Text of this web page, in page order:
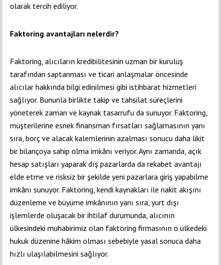
olarak tercih ediliyor.
Faktoring avantajları nelerdir?
Faktoring, alıcıların kredibilitesinin uzman bir kuruluş
tarafından saptanması ve ticari anlaşmalar öncesinde
alıcılar hakkında bilgi edinilmesi gibi istihbarat hizmetleri
sağlıyor. Bununla birlikte takip ve tahsilat süreçlerini
yöneterek zaman ve kaynak tasarrufu da sunuyor. Faktoring,
müşterilerine esnek finansman fırsatları sağlamasının yanı
sıra, borç ve alacak kalemlerinin azalması sonucu daha likit
bir bilançoya sahip olma imkânı veriyor. Aynı zamanda, açık
hesap satışları yaparak dış pazarlarda da rekabet avantajı
elde etme ve risksiz bir şekilde yeni pazarlara giriş yapabilme
imkânı sunuyor. Faktoring, kendi kaynakları ile nakit akışını
düzenleme ve büyüme imkânının yanı sıra, yurt dışı
işlemlerde oluşacak bir ihtilaf durumunda, alıcının
ülkesindeki muhabirimiz olan faktoring firmasının o ülkedeki
hukuk düzenine hâkim olması sebebiyle yasal sonuca daha
hızlı ulaşılabilmesini sağlıyor.